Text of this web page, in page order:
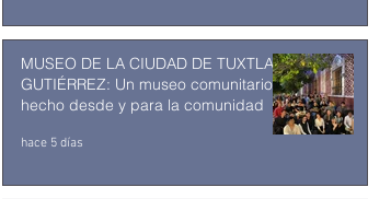
MUSEO DE LA CIUDAD DE TUXTLA
GUTIÉRREZ: Un museo comunitario
hecho desde y para la comunidad
hace 5 días